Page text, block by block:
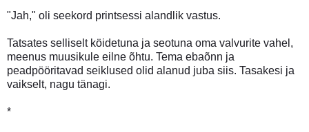
"Jah," oli seekord printsessi alandlik vastus.
Tatsates selliselt köidetuna ja seotuna oma valvurite vahel,
meenus muusikule eilne õhtu. Tema ebaõnn ja
peadpööritavad seiklused olid alanud juba siis. Tasakesi ja
vaikselt, nagu tänagi.
*